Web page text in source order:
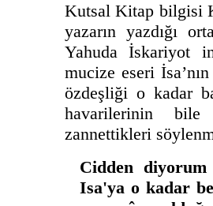
Kutsal Kitap bilgisi
yazarın yazdığı
Yahuda İskariyot
mucize eseri
özdeşliği o kadar
havarilerinin bile
zannettikleri
Cidden
Isa'ya o kadar